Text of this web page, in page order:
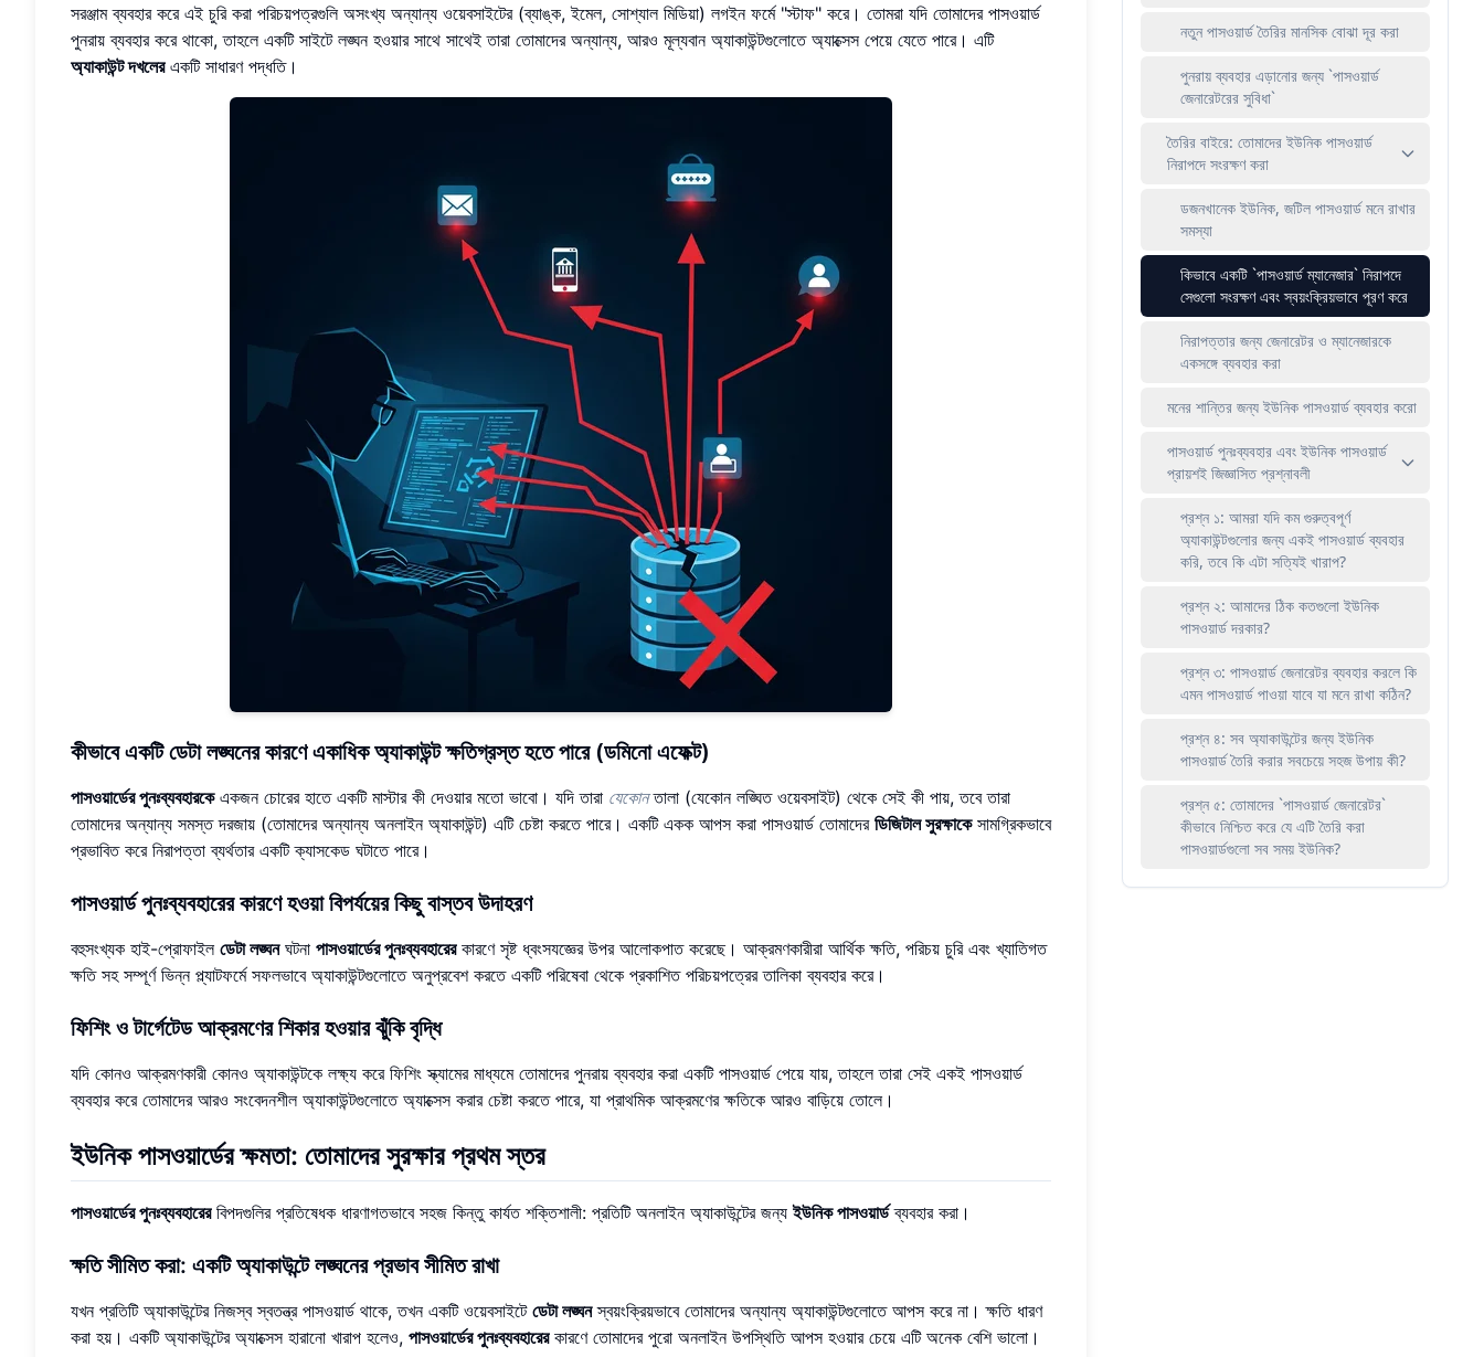
সরঞ্জাম ব্যবহার করে এই চুরি করা পরিচয়পত্রগুলি অসংখ্য অন্যান্য ওয়েবসাইটের (ব্যাঙ্ক, ইমেল, সোশ্যাল মিডিয়া) লগইন ফর্মে "স্টাফ" করে। তোমরা যদি তোমাদের পাসওয়ার্ড
পুনরায় ব্যবহার করে থাকো, তাহলে একটি সাইটে লঙ্ঘন হওয়ার সাথে সাথেই তারা তোমাদের অন্যান্য, আরও মূল্যবান অ্যাকাউন্টগুলোতে অ্যাক্সেস পেয়ে যেতে পারে। এটি
অ্যাকাউন্ট দখলেরএকটি সাধারণ পদ্ধতি।
কীভাবে একটি ডেটা লঙ্ঘনের কারণে একাধিক অ্যাকাউন্ট ক্ষতিগ্রস্ত হতে পারে(ডমিনো এফেক্ট)
পাসওয়ার্ডের পুনঃব্যবহারকেএকজন চোরের হাতে একটি মাস্টার কী দেওয়ার মতো ভাবো। যদি তারা যেকোনতালা (যেকোন লঙ্ঘিত ওয়েবসাইট) থেকে সেই কী পায়, তবে তারা
তোমাদের অন্যান্য সমস্ত দরজায় (তোমাদের অন্যান্য অনলাইন অ্যাকাউন্ট) এটি চেষ্টা করতে পারে। একটি একক আপস করা পাসওয়ার্ড তোমাদের ডিজিটাল সুরক্ষাকেসামগ্রিকভাবে
প্রভাবিত করে নিরাপত্তা ব্যর্থতার একটি ক্যাসকেড ঘটাতে পারে।
পাসওয়ার্ড পুনঃব্যবহারের কারণে হওয়া বিপর্যয়ের কিছু বাস্তব উদাহরণ
বহুসংখ্যক হাই-প্রোফাইল ডেটা লঙ্ঘনঘটনা পাসওয়ার্ডের পুনঃব্যবহারেরকারণে সৃষ্ট ধ্বংসযজ্ঞের উপর আলোকপাত করেছে। আক্রমণকারীরা আর্থিক ক্ষতি, পরিচয় চুরি এবং খ্যাতিগত
ক্ষতি সহ সম্পূর্ণ ভিন্ন প্ল্যাটফর্মে সফলভাবে অ্যাকাউন্টগুলোতে অনুপ্রবেশ করতে একটি পরিষেবা থেকে প্রকাশিত পরিচয়পত্রের তালিকা ব্যবহার করে।
ফিশিং ও টার্গেটেড আক্রমণের শিকার হওয়ার ঝুঁকি বৃদ্ধি
যদি কোনও আক্রমণকারী কোনও অ্যাকাউন্টকে লক্ষ্য করে ফিশিং স্ক্যামের মাধ্যমে তোমাদের পুনরায় ব্যবহার করা একটি পাসওয়ার্ড পেয়ে যায়, তাহলে তারা সেই একই পাসওয়ার্ড
ব্যবহার করে তোমাদের আরও সংবেদনশীল অ্যাকাউন্টগুলোতে অ্যাক্সেস করার চেষ্টা করতে পারে, যা প্রাথমিক আক্রমণের ক্ষতিকে আরও বাড়িয়ে তোলে।
ইউনিক পাসওয়ার্ডের ক্ষমতা: তোমাদের সুরক্ষার প্রথম স্তর
পাসওয়ার্ডের পুনঃব্যবহারেরবিপদগুলির প্রতিষেধক ধারণাগতভাবে সহজ কিন্তু কার্যত শক্তিশালী: প্রতিটি অনলাইন অ্যাকাউন্টের জন্যইউনিক পাসওয়ার্ডব্যবহার করা।
ক্ষতি সীমিত করা: একটি অ্যাকাউন্টে লঙ্ঘনের প্রভাব সীমিত রাখা
যখন প্রতিটি অ্যাকাউন্টের নিজস্ব স্বতন্ত্র পাসওয়ার্ড থাকে, তখন একটি ওয়েবসাইটে ডেটা লঙ্ঘনস্বয়ংক্রিয়ভাবে তোমাদের অন্যান্য অ্যাকাউন্টগুলোতে আপস করে না। ক্ষতি ধারণ
করা হয়। একটি অ্যাকাউন্টের অ্যাক্সেস হারানো খারাপ হলেও, পাসওয়ার্ডের পুনঃব্যবহারেরকারণে তোমাদের পুরো অনলাইন উপস্থিতি আপস হওয়ার চেয়ে এটি অনেক বেশি ভালো।
নতুন পাসওয়ার্ড তৈরির মানসিক বোঝা দূর করা
পুনরায় ব্যবহার এড়ানোর জন্য `পাসওয়ার্ড
জেনারেটরের সুবিধা`
তৈরির বাইরে: তোমাদের ইউনিক পাসওয়ার্ড
নিরাপদে সংরক্ষণ করা
ডজনখানেক ইউনিক, জটিল পাসওয়ার্ড মনে রাখার
সমস্যা
কিভাবে একটি `পাসওয়ার্ড ম্যানেজার` নিরাপদে
সেগুলো সংরক্ষণ এবং স্বয়ংক্রিয়ভাবে পূরণ করে
নিরাপত্তার জন্য জেনারেটর ও ম্যানেজারকে
একসঙ্গে ব্যবহার করা
মনের শান্তির জন্য ইউনিক পাসওয়ার্ড ব্যবহার করো
পাসওয়ার্ড পুনঃব্যবহার এবং ইউনিক পাসওয়ার্ড
প্রায়শই জিজ্ঞাসিত প্রশ্নাবলী
প্রশ্ন ১: আমরা যদি কম গুরুত্বপূর্ণ
অ্যাকাউন্টগুলোর জন্য একই পাসওয়ার্ড ব্যবহার
করি, তবে কি এটা সত্যিই খারাপ?
প্রশ্ন ২: আমাদের ঠিক কতগুলো ইউনিক
পাসওয়ার্ড দরকার?
প্রশ্ন ৩: পাসওয়ার্ড জেনারেটর ব্যবহার করলে কি
এমন পাসওয়ার্ড পাওয়া যাবে যা মনে রাখা কঠিন?
প্রশ্ন ৪: সব অ্যাকাউন্টের জন্য ইউনিক
পাসওয়ার্ড তৈরি করার সবচেয়ে সহজ উপায় কী?
প্রশ্ন ৫: তোমাদের `পাসওয়ার্ড জেনারেটর`
কীভাবে নিশ্চিত করে যে এটি তৈরি করা
পাসওয়ার্ডগুলো সব সময় ইউনিক?